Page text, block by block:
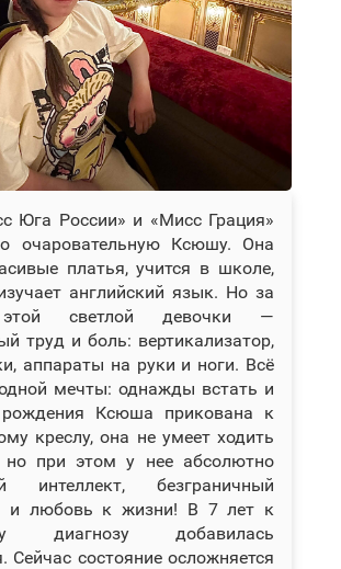
Юга России» и «Мисс Грация»
очаровательную Ксюшу. Она
платья, учится в школе,
английский язык. Но за
светлой девочки —
труд и боль: вертикализатор,
аппараты на руки и ноги. Всё
мечты: однажды встать и
Ксюша прикована к
креслу, она не умеет ходить
но при этом у нее абсолютно
интеллект, безграничный
и любовь к жизни! В 7 лет к
диагнозу добавилась
Сейчас состояние осложняется